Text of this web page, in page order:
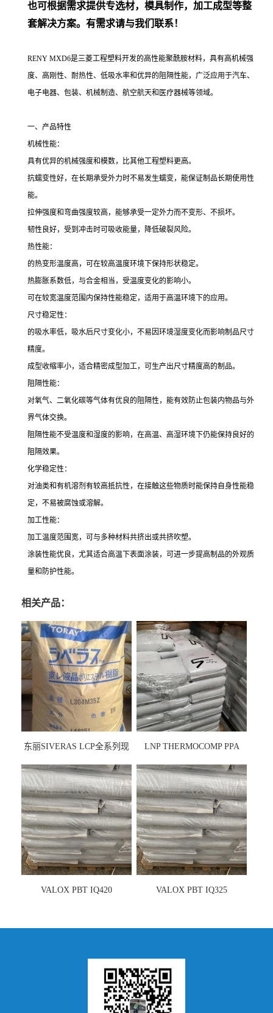
也可根据需求提供专选材，模具制作，加工成型等整
套解决方案。有需求请与我们联系！
RENY MXD6是三菱工程塑料开发的高性能聚酰胺材料，具有高机械强
度、高刚性、耐热性、低吸水率和优异的阻隔性能，广泛应用于汽车、
电子电器、包装、机械制造、航空航天和医疗器械等领域。
一、产品特性
机械性能：
具有优异的机械强度和模数，比其他工程塑料更高。
抗蠕变性好，在长期承受外力时不易发生蠕变，能保证制品长期使用性
能。
拉伸强度和弯曲强度较高，能够承受一定外力而不变形、不损坏。
韧性良好，受到冲击时可吸收能量，降低破裂风险。
热性能：
的热变形温度高，可在较高温度环境下保持形状稳定。
热膨胀系数低，与合金相当，受温度变化的影响小。
可在较宽温度范围内保持性能稳定，适用于高温环境下的应用。
尺寸稳定性：
的吸水率低，吸水后尺寸变化小，不易因环境湿度变化而影响制品尺寸
精度。
成型收缩率小，适合精密成型加工，可生产出尺寸精度高的制品。
阻隔性能：
对氧气、二氧化碳等气体有优良的阻隔性，能有效防止包装内物品与外
界气体交换。
阻隔性能不受温度和湿度的影响，在高温、高湿环境下仍能保持良好的
阻隔效果。
化学稳定性：
对油类和有机溶剂有较高抵抗性，在接触这些物质时能保持自身性能稳
定，不易被腐蚀或溶解。
加工性能：
加工温度范围宽，可与多种材料共挤出或共挤吹塑。
涂装性能优良，尤其适合高温下表面涂装，可进一步提高制品的外观质
量和防护性能。
相关产品：
东丽SIVERAS LCP全系列现
LNP THERMOCOMP PPA
VALOX PBT IQ420 VALOX PBT IQ325